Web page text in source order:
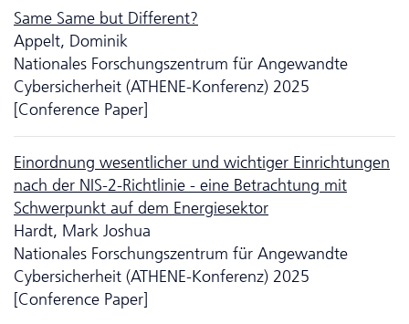
Same Same but Different?
Appelt, Dominik
Nationales Forschungszentrum für Angewandte
Cybersicherheit (ATHENE-Konferenz) 2025
[Conference Paper]
Einordnung wesen­tlicher und wichtiger Einrichtungen
nach der NIS-2-Richtlinie - eine Betrachtung mit
Schwerpunkt auf dem Energiesektor
Hardt, Mark Joshua
Nationales Forschungszentrum für Angewandte
Cybersicherheit (ATHENE-Konferenz) 2025
[Conference Paper]